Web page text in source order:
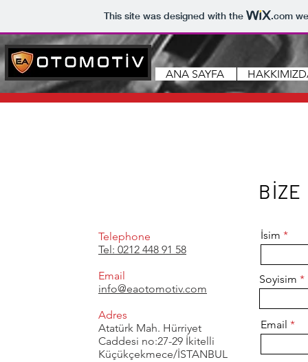
This site was designed with the .com
ANA SAYFA
BİZE
Telephone
Tel: 0212 448 91 58
Email
info@eaotomotiv.com
Adres
Atatürk Mah. Hürriyet
Caddesi no:27-29 İkitelli
Küçükçekmece/İSTANBUL
İsim
Soyisim
Email